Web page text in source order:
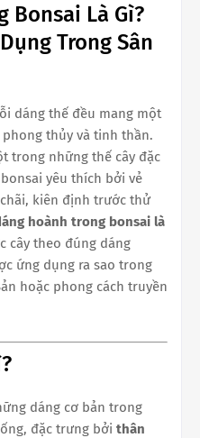
Bonsai Là Gì?
Trong Sân
dáng thế đều mang một
phong thủy và tinh thần.
trong những thế cây đặc
yêu thích bởi vẻ
kiên định trước thử
hoành trong bonsai là
cây theo đúng dáng
ứng dụng ra sao trong
hoặc phong cách truyền
dáng cơ bản trong
đặc trưng bởi thân